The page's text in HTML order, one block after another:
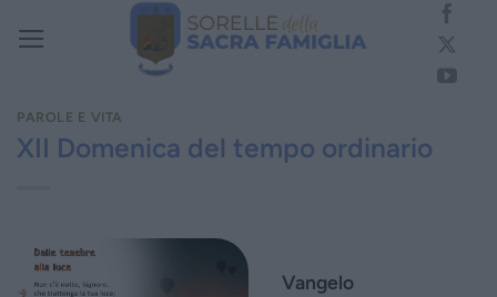
PAROLE E VITA
XII Domenica del tempo ordinario
Vangelo